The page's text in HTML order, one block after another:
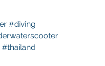
#diving
#thailand